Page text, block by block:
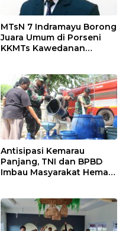
MTsN 7 Indramayu Borong
Juara Umum di Porseni
KKMTs Kawedanan
Antisipasi Kemarau
Panjang, TNI dan BPBD
Imbau Masyarakat Hemat